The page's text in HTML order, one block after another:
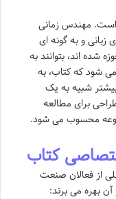
است. مهندس زمانی
و به گونه ای
شده اند، بتوانند به
شود که کتاب، به
شبیه به یک
برای مطالعه
محسوب می شود.
کتاب
از فعالان صنعت
بهره می برند: